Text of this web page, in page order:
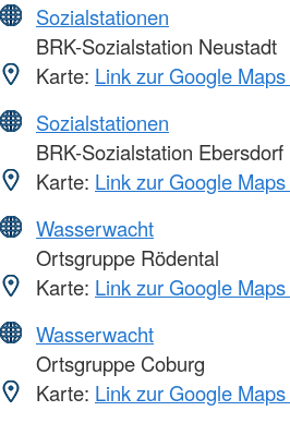
Sozialstationen
BRK-Sozialstation Neustadt
Karte: Link zur Google
Sozialstationen
BRK-Sozialstation Ebersdorf
Karte: Link zur Google
Wasserwacht
Ortsgruppe Rödental
Karte: Link zur Google
Wasserwacht
Ortsgruppe Coburg
Karte: Link zur Google